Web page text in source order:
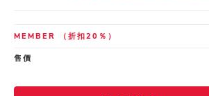
MEMBER （折扣20％）
售價